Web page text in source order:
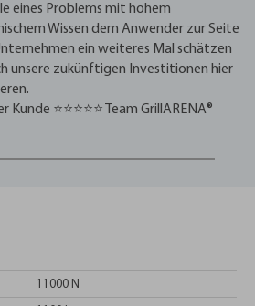
eines Problems mit hohem
Wissen dem Anwender zur Seite
ein weiteres Mal schätzen
unsere zukünftigen Investitionen hier
⭐⭐⭐⭐⭐ Team GrillARENA®
11000 N